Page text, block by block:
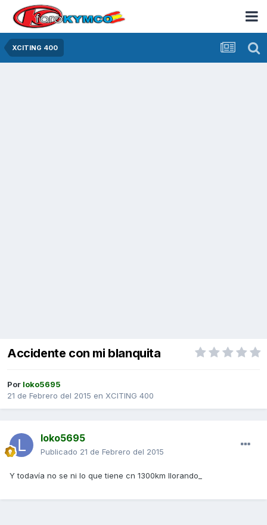
XCITING 400
Accidente con mi blanquita
Por loko5695
21 de Febrero del 2015 en XCITING 400
loko5695
Publicado 21 de Febrero del 2015
Y todavía no se ni lo que tiene cn 1300km llorando_